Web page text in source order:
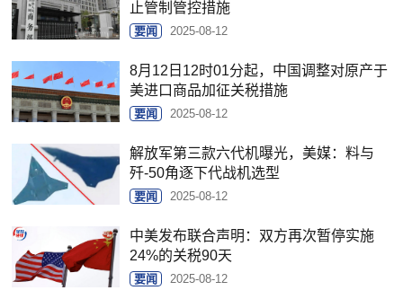
止管制管控措施
要闻 2025-08-12
8月12日12时01分起，中国调整对原产于
美进口商品加征关税措施
要闻 2025-08-12
解放军第三款六代机曝光，美媒：料与
歼-50角逐下代战机选型
要闻 2025-08-12
中美发布联合声明：双方再次暂停实施
24%的关税90天
要闻 2025-08-12